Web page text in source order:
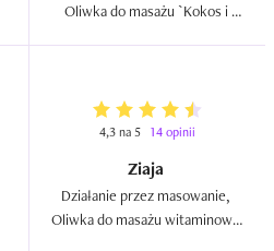
Oliwka do masażu `Kokos i
4,3 na 5 14 opinii
Ziaja
Działanie przez masowanie,
Oliwka do masażu witaminowa